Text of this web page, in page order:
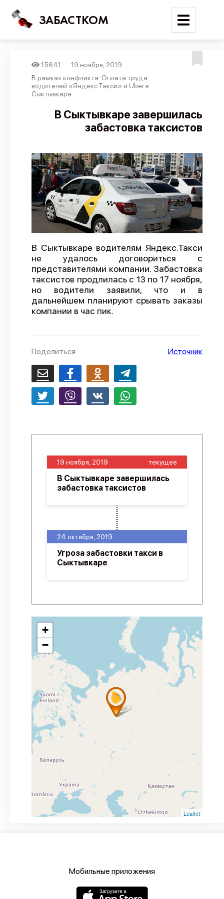
ЗАБАСТКОМ
Войти
Новости
Трудовые конфликты
Отчеты
Предложить публикацию
Справочник
API
Политика конфиденциальности
15641
19 ноября, 2019
В рамках конфликта: Оплата труда
водителей «Яндекс.Такси» и Uber в
Сыктывкаре
В Сыктывкаре завершилась
забастовка таксистов
В Сыктывкаре водителям Яндекс.Такси
не удалось договориться с
представителями компании. Забастовка
таксистов продлилась с 13 по 17 ноября,
но водители заявили, что и в
дальнейшем планируют срывать заказы
компании в час пик.
Поделиться Источник
24 октября, 2019
Угроза забастовки такси в
Сыктывкаре
19 ноября, 2019 текущее
В Сыктывкаре завершилась
забастовка таксистов
+
−
Leaflet
Мобильные приложения